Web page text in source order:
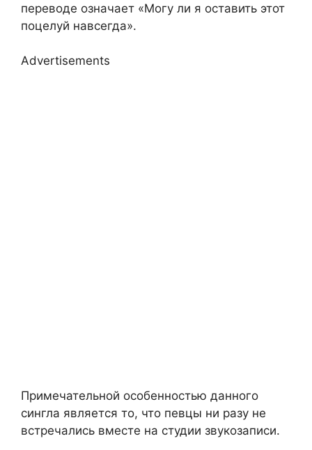
переводе означает «Могу ли я оставить этот
поцелуй навсегда».
Advertisements
Примечательной особенностью данного
сингла является то, что певцы ни разу не
встречались вместе на студии звукозаписи.